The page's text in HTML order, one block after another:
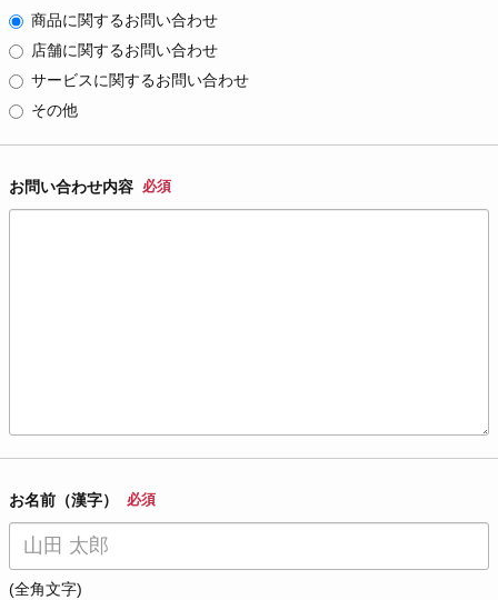
商品に関するお問い合わせ
店舗に関するお問い合わせ
サービスに関するお問い合わせ
その他
お問い合わせ内容 必須
お名前（漢字） 必須
(全角文字)